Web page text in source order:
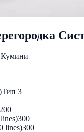
Кумини
Тип 3
300
lines)300